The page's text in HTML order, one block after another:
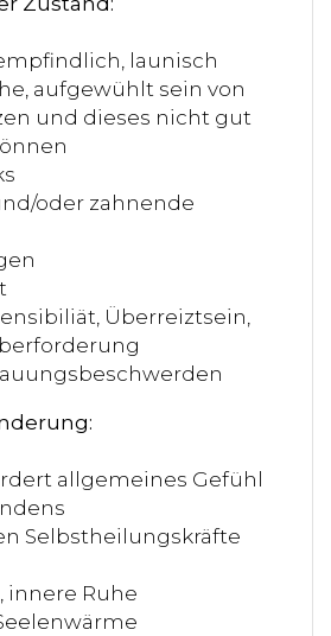
launisch
aufgewühlt sein von
und dieses nicht gut
oder zahnende
Überreiztsein,
allgemeines Gefühl
Selbstheilungskräfte
innere Ruhe